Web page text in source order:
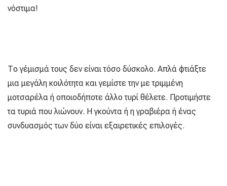
νόστιμα!
Το γέμισμά τους δεν είναι τόσο δύσκολο. Απλά φτιάξτε
μια μεγάλη κοιλότητα και γεμίστε την με τριμμένη
μοτσαρέλα ή οποιοδήποτε άλλο τυρί θέλετε. Προτιμήστε
τα τυριά που λιώνουν. Η γκούντα ή η γραβιέρα ή ένας
συνδυασμός των δύο είναι εξαιρετικές επιλογές.